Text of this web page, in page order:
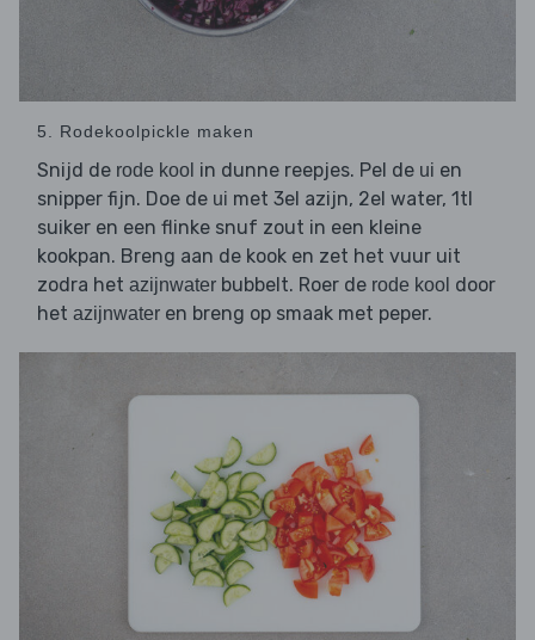
5. Rodekoolpickle maken
Snijd de rode kool in dunne reepjes. Pel de ui en
snipper fijn. Doe de ui met 3el azijn, 2el water, 1tl
suiker en een flinke snuf zout in een kleine
kookpan. Breng aan de kook en zet het vuur uit
zodra het azijnwater bubbelt. Roer de rode kool door
het azijnwater en breng op smaak met peper.